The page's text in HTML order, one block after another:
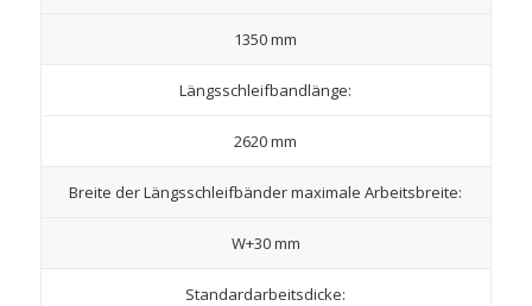
1350 mm
Längsschleifbandlänge:
2620 mm
Breite der Längsschleifbänder maximale Arbeitsbreite:
W+30 mm
Standardarbeitsdicke: